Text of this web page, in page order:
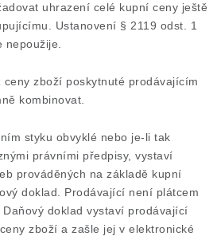
uhrazení celé kupní ceny ještě
Ustanovení § 2119 odst. 1
nepoužije.
zboží poskytnuté prodávajícím
kombinovat.
styku obvyklé nebo je-li tak
právními předpisy, vystaví
prováděných na základě kupní
doklad. Prodávající není plátcem
doklad vystaví prodávající
zboží a zašle jej v elektronické